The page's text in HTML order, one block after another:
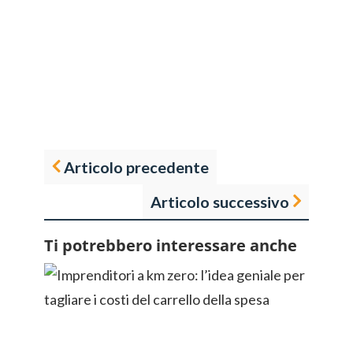
Articolo precedente
Articolo successivo
Ti potrebbero interessare anche